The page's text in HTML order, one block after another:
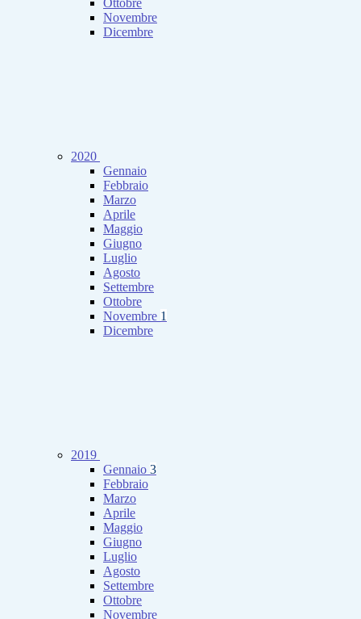
Ottobre
Novembre
Dicembre
2020
Gennaio
Febbraio
Marzo
Aprile
Maggio
Giugno
Luglio
Agosto
Settembre
Ottobre
Novembre 1
Dicembre
2019
Gennaio 3
Febbraio
Marzo
Aprile
Maggio
Giugno
Luglio
Agosto
Settembre
Ottobre
Novembre